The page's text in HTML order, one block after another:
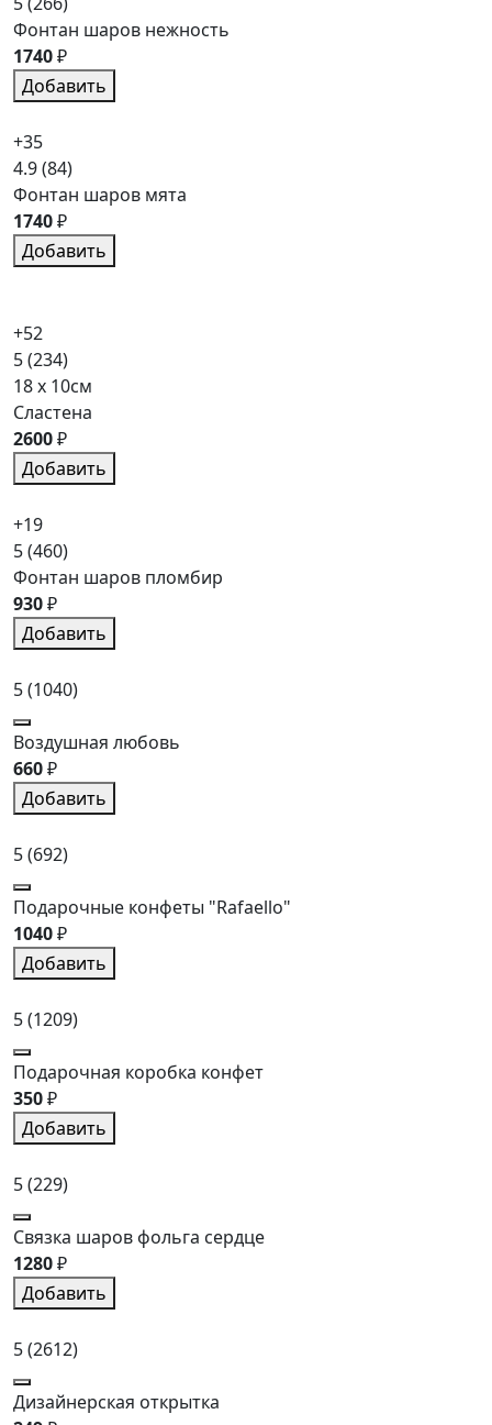
Фонтан шаров нежность
1740₽
Добавить
+35
4.9(84)
Фонтан шаров мята
1740₽
Добавить
+52
5(234)
18 x 10см
Сластена
2600₽
Добавить
+19
5(460)
Фонтан шаров пломбир
930₽
Добавить
5(1040)
Воздушная любовь
660₽
Добавить
5(692)
Подарочные конфеты "Rafaello"
1040₽
Добавить
5(1209)
Подарочная коробка конфет
350₽
Добавить
5(229)
Связка шаров фольга сердце
1280₽
Добавить
5(2612)
Дизайнерская открытка